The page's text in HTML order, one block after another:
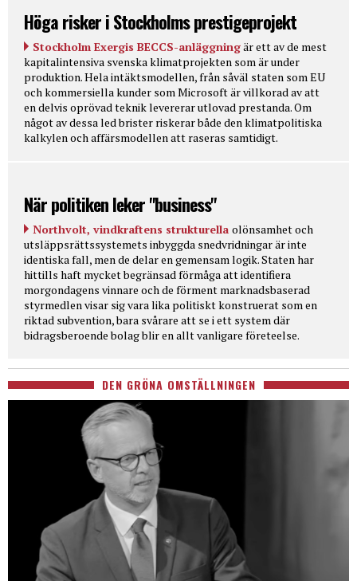
Höga risker i Stockholms prestigeprojekt
Stockholm Exergis BECCS-anläggningär ett av de mest
kapitalintensiva svenska klimatprojekten som är under
produktion. Hela intäktsmodellen, från såväl staten som EU
och kommersiella kunder som Microsoft är villkorad av att
en delvis oprövad teknik levererar utlovad prestanda. Om
något av dessa led brister riskerar både den klimatpolitiska
kalkylen och affärsmodellen att raseras samtidigt.
När politiken leker "business"
Northvolt, vindkraftens strukturella olönsamhet och
utsläppsrättssystemets inbyggda snedvridningar är inte
identiska fall, men de delar en gemensam logik. Staten har
hittills haft mycket begränsad förmåga att identifiera
morgondagens vinnare och de förment marknadsbaserad
styrmedlen visar sig vara lika politiskt konstruerat som en
riktad subvention, bara svårare att se i ett system där
bidragsberoende bolag blir en allt vanligare företeelse.
DEN GRÖNA OMSTÄLLNINGEN